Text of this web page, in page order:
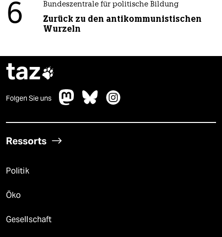
6 Bundeszentrale für politische Bildung
Zurück zu den antikommunistischen
Wurzeln
taz
Folgen Sie uns
Ressorts
Politik
Öko
Gesellschaft